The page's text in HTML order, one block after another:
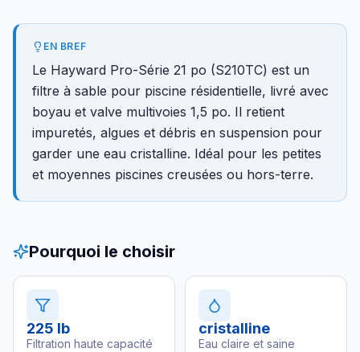
EN BREF
Le Hayward Pro-Série 21 po (S210TC) est un
filtre à sable pour piscine résidentielle, livré avec
boyau et valve multivoies 1,5 po. Il retient
impuretés, algues et débris en suspension pour
garder une eau cristalline. Idéal pour les petites
et moyennes piscines creusées ou hors-terre.
Pourquoi le choisir
225 lb
Filtration haute capacité
cristalline
Eau claire et saine